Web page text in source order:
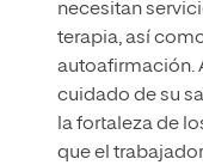
necesitan
terapia, así
autoafirmación.
cuidado de su
la fortaleza de
que el